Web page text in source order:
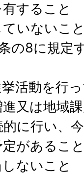
すること
いないこ
の8に規定
活動を行
又は地域
に行い、
があるこ
ないこと